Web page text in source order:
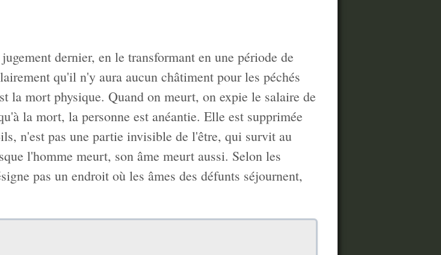
dernier, en le transformant en une période de
qu'il n'y aura aucun châtiment pour les péchés
la mort physique. Quand on meurt, on expie le salaire de
la mort, la personne est anéantie. Elle est supprimée
n'est pas une partie invisible de l'être, qui survit au
l'homme meurt, son âme meurt aussi. Selon les
pas un endroit où les âmes des défunts séjournent,